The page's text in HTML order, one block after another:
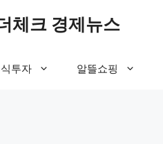
체크 경제뉴스
투자 알뜰쇼핑